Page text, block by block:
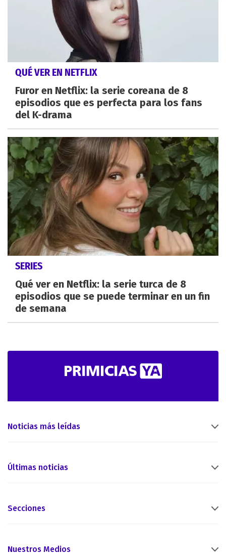
QUÉ VER EN NETFLIX
Furor en Netflix: la serie coreana de 8
episodios que es perfecta para los fans
del K-drama
SERIES
Qué ver en Netflix: la serie turca de 8
episodios que se puede terminar en un fin
de semana
Noticias más leídas
Últimas noticias
Secciones
Nuestros Medios